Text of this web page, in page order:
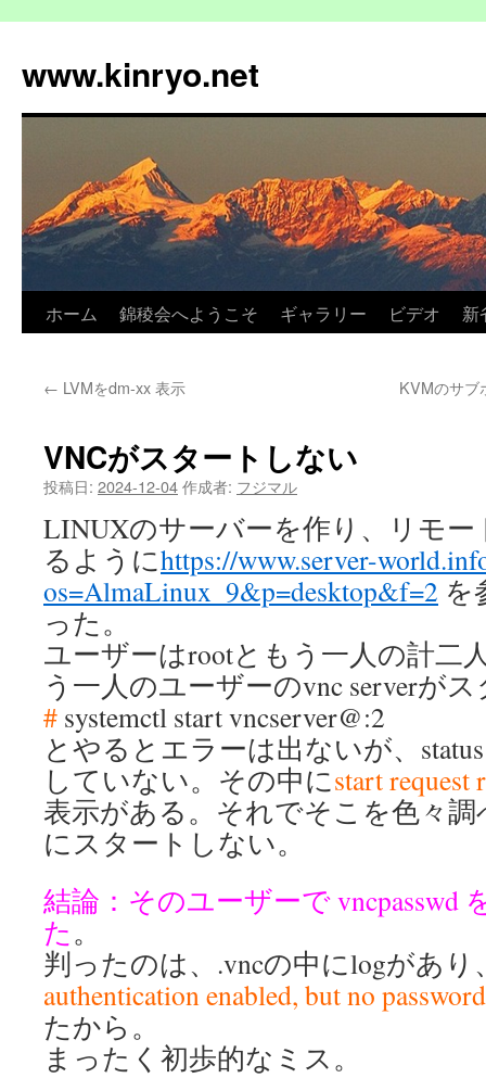
テ
ン
www.kinryo.net
ホーム 錦稜会へようこそ ギャラリー ビデオ 新
← LVMをdm-xx 表示 KVMのサブ
VNCがスタートしない
投稿日: 2024-12-04作成者: フジマル
LINUXのサーバーを作り、リモ
るようにhttps://www.server-
os=AlmaLinux_9&p=desktop&f=2 を
った。
ユーザーはrootともう一人の計二
う一人のユーザーのvnc serverが
# systemctl start vncserver@:2
とやるとエラーは出ないが、
していない。その中にstart request
表示がある。それでそこを色々
にスタートしない。
結論：そのユーザーで vncpasswd
た。
判ったのは、.vncの中にlogがあ
authentication enabled, but no
たから。
まったく初歩的なミス。